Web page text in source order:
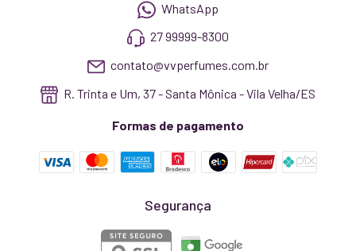
WhatsApp
27 99999-8300
contato@vvperfumes.com.br
R. Trinta e Um, 37 - Santa Mônica - Vila Velha/ES
Formas de pagamento
Segurança